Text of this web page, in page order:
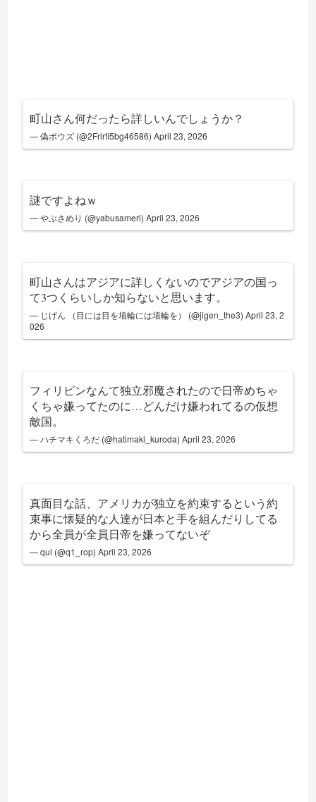
町山さん何だったら詳しいんでしょうか？
— 偽ボウズ (@2Frlrfi5bg46586)April 23, 2026
謎ですよねｗ
— やぶさめり (@yabusameri)April 23, 2026
町山さんはアジアに詳しくないのでアジアの国っ
て3つくらいしか知らないと思います。
— じげん （目には目を埴輪には埴輪を） (@jigen_the3)April 23, 2
026
フィリピンなんて独立邪魔されたので日帝めちゃ
くちゃ嫌ってたのに…どんだけ嫌われてるの仮想
敵国。
— ハチマキくろだ (@hatimaki_kuroda)April 23, 2026
真面目な話、アメリカが独立を約束するという約
束事に懐疑的な人達が日本と手を組んだりしてる
から全員が全員日帝を嫌ってないぞ
— qui (@q1_rop)April 23, 2026